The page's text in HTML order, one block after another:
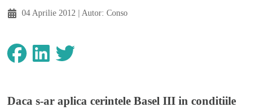
04 Aprilie 2012 | Autor: Conso
Daca s-ar aplica cerintele Basel III in conditiile